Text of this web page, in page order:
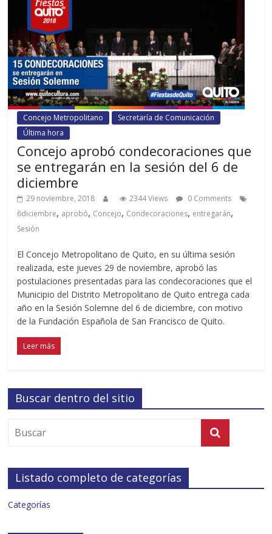
Concejo Metropolitano
Secretaría de Comunicación
Última hora
Concejo aprobó condecoraciones que
se entregarán en la sesión del 6 de
diciembre
29 noviembre, 2018 2344 Views
0 Comments
6diciembre, aprobó, Concejo, Condecoraciones, entregarán,
Sesión
El Concejo Metropolitano de Quito, en su última sesión
realizada, este jueves 29 de noviembre, aprobó las
postulaciones presentadas para las condecoraciones que el
Municipio del Distrito Metropolitano de Quito entrega cada
año en la Sesión Solemne del 6 de diciembre, con motivo
de la Fundación Española de San Francisco de Quito.
Leer más
Buscar dentro del sitio
Listado completo de categorías
Categorías